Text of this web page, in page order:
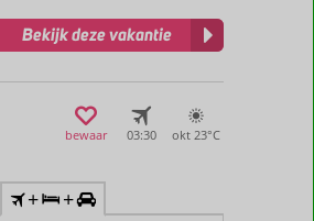
Bekijk deze vakantie
bewaar 03:30 okt 23°C
+ +